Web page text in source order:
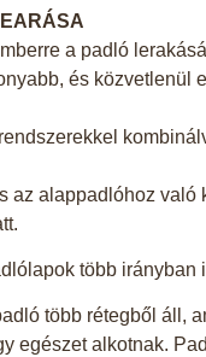
a padló
és közvetlenül
az alappadlóhoz való
több irányban
több rétegből áll,
egészet alkotnak.